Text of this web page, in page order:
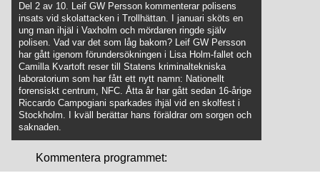
Del 2 av 10. Leif GW Persson kommenterar polisens
insats vid skolattacken i Trollhättan. I januari sköts en
ung man ihjäl i Vaxholm och mördaren ringde själv
polisen. Vad var det som låg bakom? Leif GW Persson
har gått igenom förundersökningen i Lisa Holm-fallet och
Camilla Kvartoft reser till Statens kriminaltekniska
laboratorium som har fått ett nytt namn: Nationellt
forensiskt centrum, NFC. Åtta år har gått sedan 16-årige
Riccardo Campogiani sparkades ihjäl vid en skolfest i
Stockholm. I kväll berättar hans föräldrar om sorgen och
saknaden.
Kommentera programmet: